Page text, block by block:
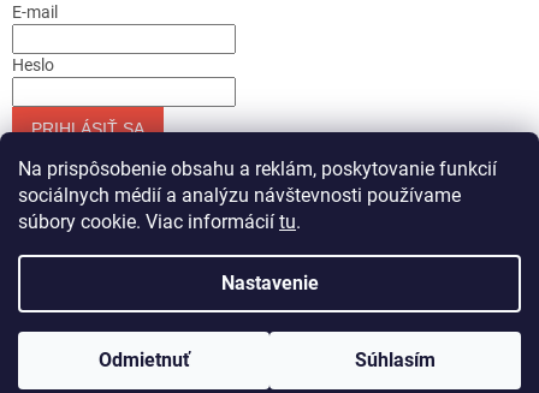
Na prispôsobenie obsahu a reklám, poskytovanie funkcií
sociálnych médií a analýzu návštevnosti používame
súbory cookie. Viac informácií tu.
Nastavenie
Odmietnuť Súhlasím
E-mail
Heslo
PRIHLÁSIŤ SA
Nová registráciaZabudnuté heslo
Servis-runar sro
Upraviť nastavenie cookies